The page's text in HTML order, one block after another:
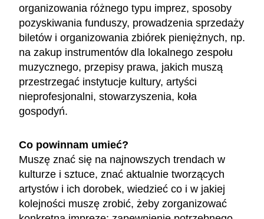
organizowania różnego typu imprez, sposoby
pozyskiwania funduszy, prowadzenia sprzedaży
biletów i organizowania zbiórek pieniężnych, np.
na zakup instrumentów dla lokalnego zespołu
muzycznego, przepisy prawa, jakich muszą
przestrzegać instytucje kultury, artyści
nieprofesjonalni, stowarzyszenia, koła
gospodyń.
Co powinnam umieć?
Muszę znać się na najnowszych trendach w
kulturze i sztuce, znać aktualnie tworzących
artystów i ich dorobek, wiedzieć co i w jakiej
kolejności muszę zrobić, żeby zorganizować